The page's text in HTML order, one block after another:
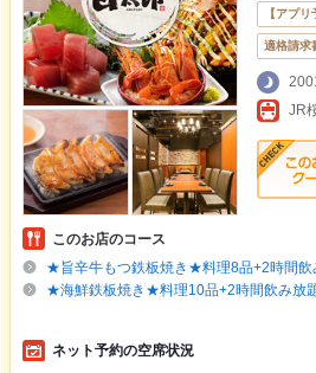
【アプ
適格請求
JR
このお店のコース
★旨辛牛もつ鉄板焼き★料理8品+2時間飲
★海鮮鉄板焼き★料理10品+2時間飲み放
ネット予約の空席状況